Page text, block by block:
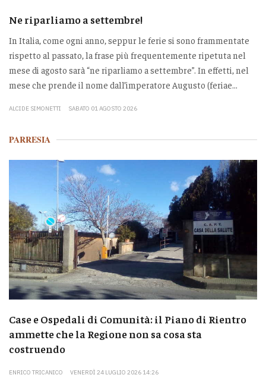
Ne riparliamo a settembre!
In Italia, come ogni anno, seppur le ferie si sono frammentate
rispetto al passato, la frase più frequentemente ripetuta nel
mese di agosto sarà “ne riparliamo a settembre”. In effetti, nel
mese che prende il nome dall’imperatore Augusto (feriae...
ALCIDE SIMONETTI SABATO 01 AGOSTO 2026
PARRESIA
Case e Ospedali di Comunità: il Piano di Rientro
ammette che la Regione non sa cosa sta
costruendo
ENRICO TRICANICO VENERDÌ 24 LUGLIO 2026 14:26